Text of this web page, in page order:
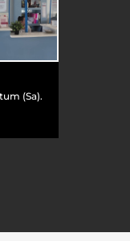
(Sa).